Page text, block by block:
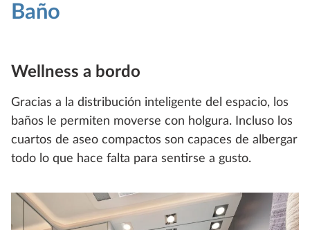
Baño
Wellness a bordo
Gracias a la distribución inteligente del espacio, los
baños le permiten moverse con holgura. Incluso los
cuartos de aseo compactos son capaces de albergar
todo lo que hace falta para sentirse a gusto.